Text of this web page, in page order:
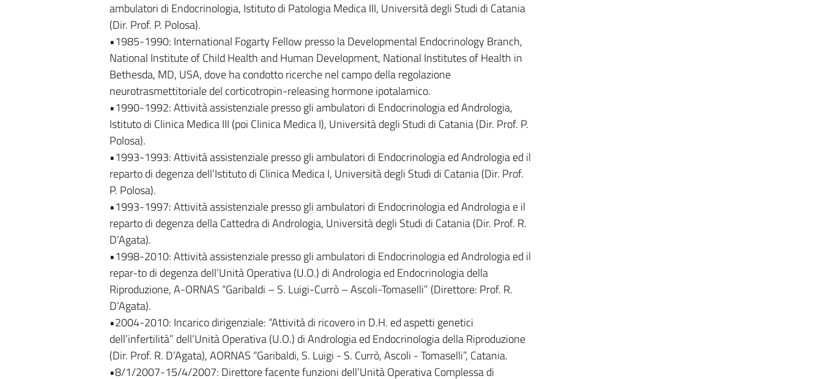
ambulatori di Endocrinologia, Istituto di Patologia Medica III, Università degli Studi di Catania
(Dir. Prof. P. Polosa).
•1985-1990: International Fogarty Fellow presso la Developmental Endocrinology Branch,
National Institute of Child Health and Human Development, National Institutes of Health in
Bethesda, MD, USA, dove ha condotto ricerche nel campo della regolazione
neurotrasmettitoriale del corticotropin-releasing hormone ipotalamico.
•1990-1992: Attività assistenziale presso gli ambulatori di Endocrinologia ed Andrologia,
Istituto di Clinica Medica III (poi Clinica Medica I), Università degli Studi di Catania (Dir. Prof. P.
Polosa).
•1993-1993: Attività assistenziale presso gli ambulatori di Endocrinologia ed Andrologia ed il
reparto di degenza dell’Istituto di Clinica Medica I, Università degli Studi di Catania (Dir. Prof.
P. Polosa).
•1993-1997: Attività assistenziale presso gli ambulatori di Endocrinologia ed Andrologia e il
reparto di degenza della Cattedra di Andrologia, Università degli Studi di Catania (Dir. Prof. R.
D’Agata).
•1998-2010: Attività assistenziale presso gli ambulatori di Endocrinologia ed Andrologia ed il
repar-to di degenza dell’Unità Operativa (U.O.) di Andrologia ed Endocrinologia della
Riproduzione, A-ORNAS “Garibaldi – S. Luigi-Currò – Ascoli-Tomaselli” (Direttore: Prof. R.
D’Agata).
•2004-2010: Incarico dirigenziale: “Attività di ricovero in D.H. ed aspetti genetici
dell’infertilità” dell’Unità Operativa (U.O.) di Andrologia ed Endocrinologia della Riproduzione
(Dir. Prof. R. D’Agata), AORNAS “Garibaldi, S. Luigi - S. Currò, Ascoli - Tomaselli”, Catania.
•8/1/2007-15/4/2007: Direttore facente funzioni dell’Unità Operativa Complessa di